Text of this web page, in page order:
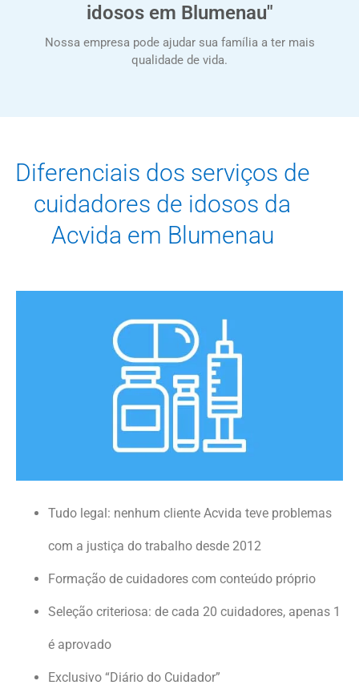
idosos em Blumenau"
Nossa empresa pode ajudar sua família a ter mais
qualidade de vida.
Diferenciais dos serviços de
cuidadores de idosos da
Acvida em Blumenau
Tudo legal: nenhum cliente Acvida teve problemas
com a justiça do trabalho desde 2012
Formação de cuidadores com conteúdo próprio
Seleção criteriosa: de cada 20 cuidadores, apenas 1
é aprovado
Exclusivo “Diário do Cuidador”